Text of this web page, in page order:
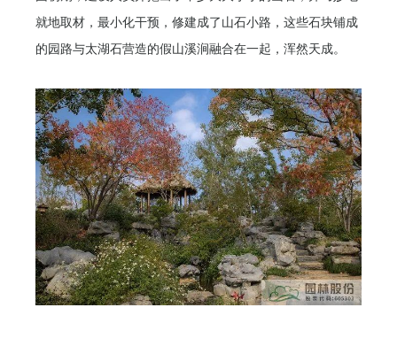
就地取材，最小化干预，修建成了山石小路，这些石块铺成
的园路与太湖石营造的假山溪涧融合在一起，浑然天成。